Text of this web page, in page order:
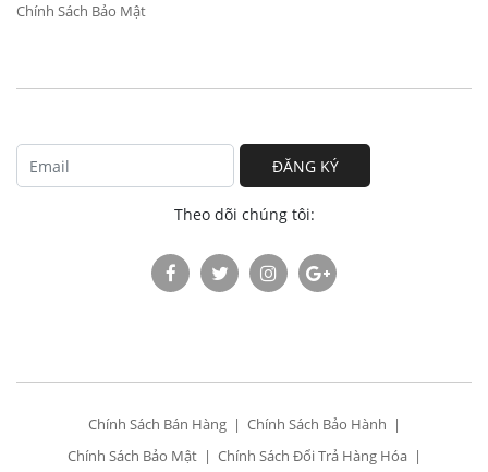
Chính Sách Bảo Mật
ĐĂNG KÝ
Theo dõi chúng tôi:
Chính Sách Bán Hàng
Chính Sách Bảo Hành
Chính Sách Bảo Mật
Chính Sách Đổi Trả Hàng Hóa